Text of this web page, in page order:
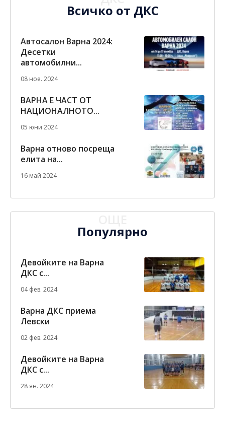
Всичко от ДКС
Автосалон Варна 2024:
Десетки
автомобилни...
08 ное. 2024
ВАРНА Е ЧАСТ ОТ
НАЦИОНАЛНОТО...
05 юни 2024
Варна отново посреща
елита на...
16 май 2024
Популярно
Девойките на Варна
ДКС с...
04 фев. 2024
Варна ДКС приема
Левски
02 фев. 2024
Девойките на Варна
ДКС с...
28 ян. 2024